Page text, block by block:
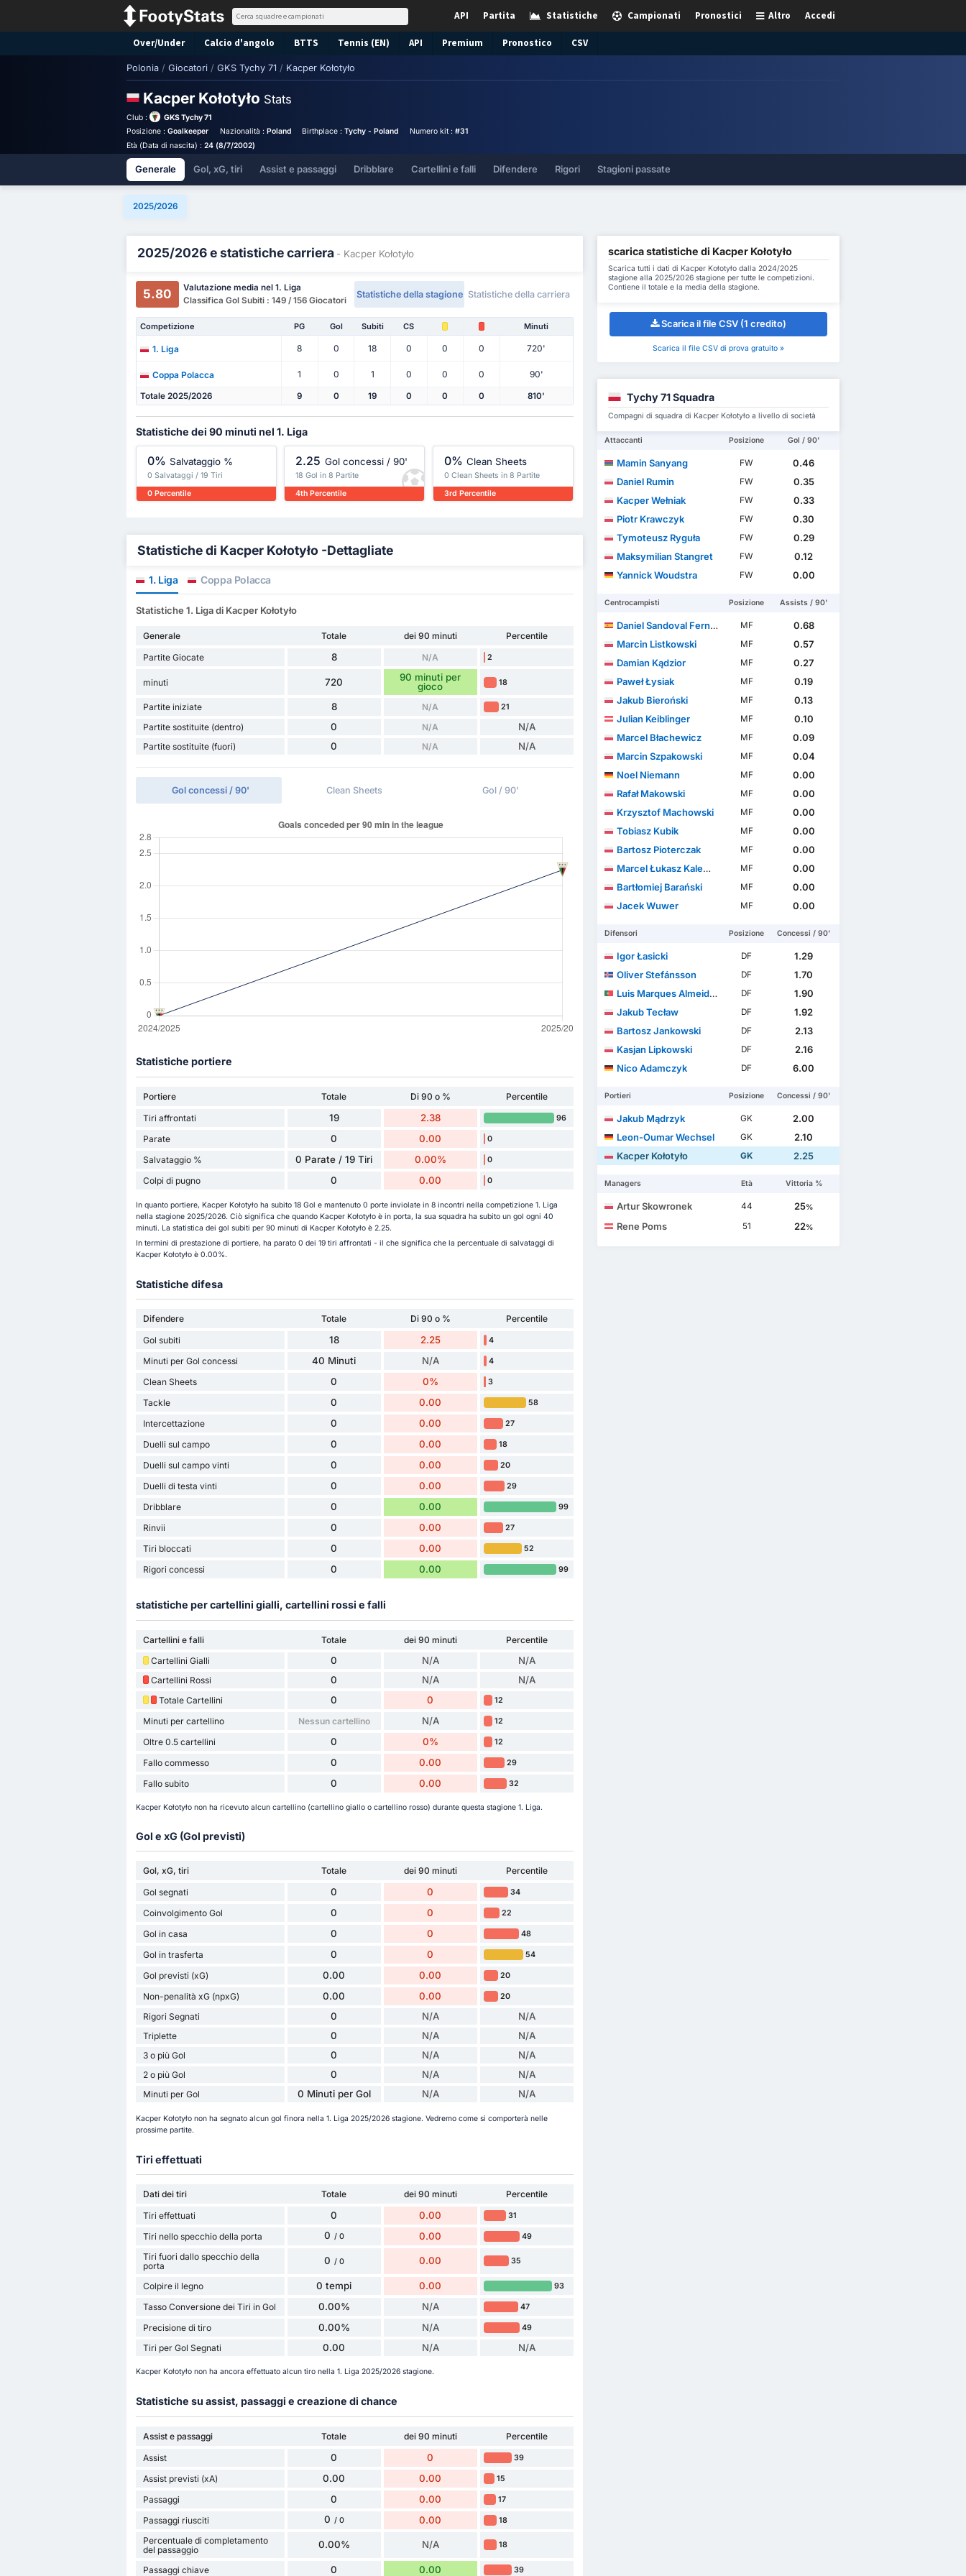
Accedi
Altro
Pronostici
Campionati
Statistiche
Partita
API
Over/Under Calcio d'angolo BTTS Tennis (EN) API Premium Pronostico CSV
Polonia / Giocatori / GKS Tychy 71 / Kacper Kołotyło
Kacper Kołotyło Stats
Club :
GKS Tychy 71
Posizione : Goalkeeper Nazionalità : Poland Birthplace :Tychy - Poland Numero kit : #31
Età (Data di nascita) : 24 (8/7/2002)
Generale Gol, xG, tiri Assist e passaggi Dribblare Cartellini e falli Difendere Rigori Stagioni passate
2025/2026
2025/2026 e statistiche carriera - Kacper Kołotyło
5.80
Valutazione media nel 1. Liga
Classifica Gol Subiti : 149 / 156 Giocatori
Statistiche della stagione Statistiche della carriera
Competizione PG Gol Subiti CS Minuti
1. Liga 8 0 18 0 0 0 720'
Coppa Polacca 1 0 1 0 0 0 90'
Totale 2025/2026 9 0 19 0 0 0 810'
Statistiche dei 90 minuti nel 1. Liga
0% Salvataggio %
0 Salvataggi / 19 Tiri
0 Percentile
2.25 Gol concessi / 90'
18 Gol in 8 Partite
4th Percentile
0% Clean Sheets
0 Clean Sheets in 8 Partite
3rd Percentile
Statistiche di Kacper Kołotyło -Dettagliate
1. Liga Coppa Polacca
Statistiche 1. Liga di Kacper Kołotyło
Generale Totale dei 90 minuti
Percentile
Partite Giocate
8 N/A 2
minuti 720
90 minuti per
gioco
18
Partite iniziate 8 N/A 21
Partite sostituite (dentro) 0 N/A N/A
Partite sostituite (fuori) 0 N/A N/A
Gol concessi / 90' Clean Sheets Gol / 90'
Statistiche portiere
Portiere Totale Di 90 o %
Percentile
Tiri affrontati
19 2.38 96
Parate 0 0.00 0
Salvataggio % 0 Parate / 19 Tiri 0.00% 0
Colpi di pugno 0 0.00 0
In quanto portiere, Kacper Kołotyło ha subito 18 Gol e mantenuto 0 porte inviolate in 8 incontri nella competizione 1. Liga
nella stagione 2025/2026. Ciò significa che quando Kacper Kołotyło è in porta, la sua squadra ha subito un gol ogni 40
minuti. La statistica dei gol subiti per 90 minuti di Kacper Kołotyło è 2.25.
In termini di prestazione di portiere, ha parato 0 dei 19 tiri affrontati - il che significa che la percentuale di salvataggi di
Kacper Kołotyło è 0.00%.
Statistiche difesa
Difendere Totale Di 90 o %
Percentile
Gol subiti
18 2.25 4
Minuti per Gol concessi 40 Minuti N/A 4
Clean Sheets 0 0% 3
Tackle 0 0.00 58
Intercettazione 0 0.00 27
Duelli sul campo 0 0.00 18
Duelli sul campo vinti 0 0.00 20
Duelli di testa vinti 0 0.00 29
Dribblare 0 0.00 99
Rinvii 0 0.00 27
Tiri bloccati 0 0.00 52
Rigori concessi 0 0.00 99
statistiche per cartellini gialli, cartellini rossi e falli
Cartellini e falli Totale dei 90 minuti
Percentile
Cartellini Gialli
0 N/A N/A
Cartellini Rossi 0 N/A N/A
Totale Cartellini 0 0 12
Minuti per cartellino Nessun cartellino N/A 12
Oltre 0.5 cartellini 0 0% 12
Fallo commesso 0 0.00 29
Fallo subito 0 0.00 32
Kacper Kołotyło non ha ricevuto alcun cartellino (cartellino giallo o cartellino rosso) durante questa stagione 1. Liga.
Gol e xG (Gol previsti)
Gol, xG, tiri Totale dei 90 minuti
Percentile
Gol segnati
0 0 34
Coinvolgimento Gol 0 0 22
Gol in casa 0 0 48
Gol in trasferta 0 0 54
Gol previsti (xG) 0.00 0.00 20
Non-penalità xG (npxG) 0.00 0.00 20
Rigori Segnati 0 N/A N/A
Triplette 0 N/A N/A
3 o più Gol 0 N/A N/A
2 o più Gol 0 N/A N/A
Minuti per Gol 0 Minuti per Gol N/A N/A
Kacper Kołotyło non ha segnato alcun gol finora nella 1. Liga 2025/2026 stagione. Vedremo come si comporterà nelle
prossime partite.
Tiri effettuati
Dati dei tiri Totale dei 90 minuti
Percentile
Tiri effettuati
0 0.00 31
Tiri nello specchio della porta 0 / 0 0.00 49
Tiri fuori dallo specchio della
porta
0 / 0 0.00 35
Colpire il legno 0 tempi 0.00 93
Tasso Conversione dei Tiri in Gol 0.00% N/A 47
Precisione di tiro 0.00% N/A 49
Tiri per Gol Segnati 0.00 N/A N/A
Kacper Kołotyło non ha ancora effettuato alcun tiro nella 1. Liga 2025/2026 stagione.
Statistiche su assist, passaggi e creazione di chance
Assist e passaggi Totale dei 90 minuti
Percentile
Assist
0 0 39
Assist previsti (xA) 0.00 0.00 15
Passaggi 0 0.00 17
Passaggi riusciti 0 / 0 0.00 18
Percentuale di completamento
del passaggio
0.00% N/A 18
Passaggi chiave 0 0.00 39
scarica statistiche di Kacper Kołotyło
Scarica tutti i dati di Kacper Kołotyło dalla 2024/2025
stagione alla 2025/2026 stagione per tutte le competizioni.
Contiene il totale e la media della stagione.
Scarica il file CSV (1 credito)
Scarica il file CSV di prova gratuito »
Tychy 71 Squadra
Compagni di squadra di Kacper Kołotyło a livello di società
Attaccanti Posizione Gol / 90'
Mamin Sanyang FW
0.46
Daniel Rumin
FW
0.35
Kacper Wełniak
FW
0.33
Piotr Krawczyk
FW
0.30
Tymoteusz Ryguła
FW
0.29
Maksymilian Stangret
FW
0.12
Yannick Woudstra
FW 0.00
Centrocampisti Posizione Assists / 90'
Daniel Sandoval Fernández MF
0.68
Marcin Listkowski
MF
0.57
Damian Kądzior
MF
0.27
Paweł Łysiak
MF
0.19
Jakub Bieroński
MF
0.13
Julian Keiblinger
MF
0.10
Marcel Błachewicz
MF
0.09
Marcin Szpakowski
MF
0.04
Noel Niemann
MF
0.00
Rafał Makowski
MF
0.00
Krzysztof Machowski
MF
0.00
Tobiasz Kubik
MF
0.00
Bartosz Pioterczak
MF
0.00
Marcel Łukasz Kalemba
MF
0.00
Bartłomiej Barański
MF
0.00
Jacek Wuwer
MF 0.00
Difensori Posizione Concessi / 90'
Igor Łasicki DF
1.29
Oliver Stefánsson
DF
1.70
Luis Marques Almeida Vieira Silva
DF
1.90
Jakub Tecław
DF
1.92
Bartosz Jankowski
DF
2.13
Kasjan Lipkowski
DF
2.16
Nico Adamczyk
DF 6.00
Portieri Posizione Concessi / 90'
Jakub Mądrzyk GK
2.00
Leon-Oumar Wechsel
GK
2.10
Kacper Kołotyło
GK 2.25
Managers Età Vittoria %
Artur Skowronek 44 25%
Rene Poms 51 22%